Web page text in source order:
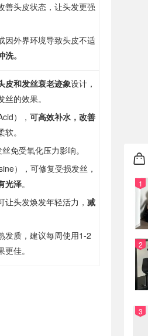
善头皮状态，让头发更强
因外界环境导致头皮不适
。
皮和发丝衰老迹象设计，
的效果。
）， 可高效补水，改善
。
免受氧化压力影响。
），可修复受损发丝，
光泽。
头发焕发年轻活力， 减
发质，建议每周使用1-2
佳。